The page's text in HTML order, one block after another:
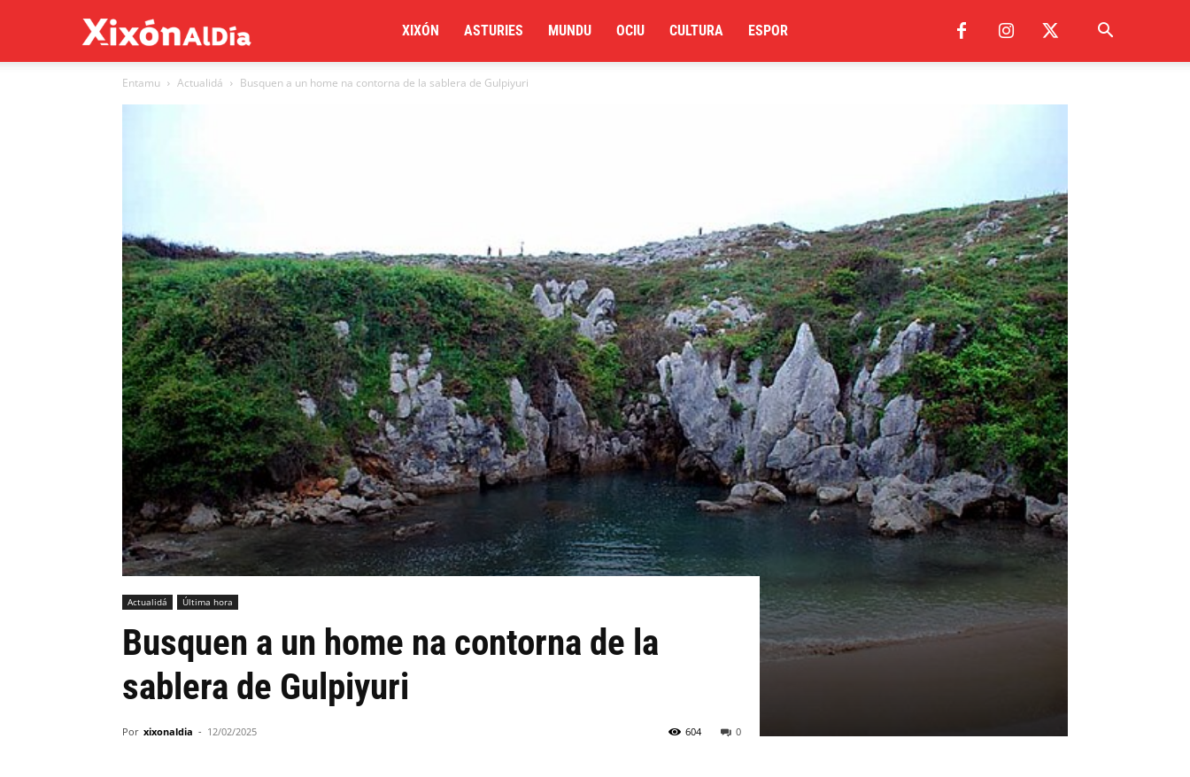
al
XIXÓN ASTURIES MUNDU OCIU CULTURA ESPOR
Entamu Actualidá Busquen a un home na contorna de la sablera de Gulpiyuri
Actualidá Última hora
Busquen a un home na contorna de la
sablera de Gulpiyuri
Por xixonaldia - 12/02/2025 0
604